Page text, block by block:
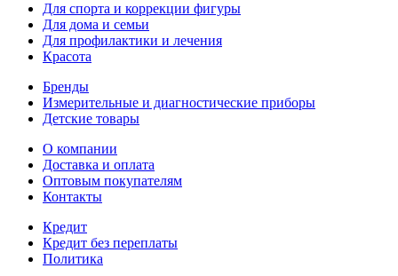
Для спорта и коррекции фигуры
Для дома и семьи
Для профилактики и лечения
Красота
Бренды
Измерительные и диагностические приборы
Детские товары
О компании
Доставка и оплата
Оптовым покупателям
Контакты
Кредит
Кредит без переплаты
Политика